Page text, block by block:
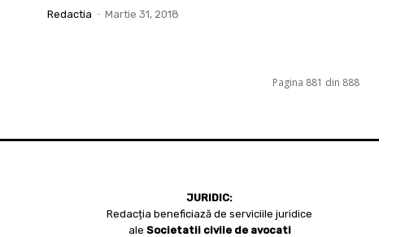
Redactia - Martie 31, 2018
Pagina 881 din 888
JURIDIC:
Redacția beneficiază de serviciile juridice
ale Societatii civile de avocati